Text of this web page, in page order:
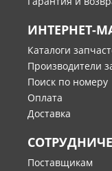
ИНТЕРНЕТ-
Каталоги
Производители
Поиск по номеру
Оплата
Доставка
Поставщикам